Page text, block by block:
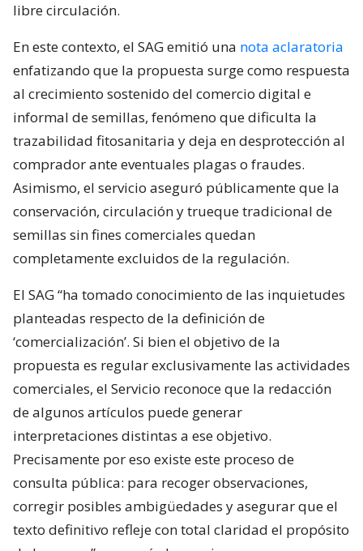
libre circulación.
En este contexto, el SAG emitió una nota aclaratoria
enfatizando que la propuesta surge como respuesta
al crecimiento sostenido del comercio digital e
informal de semillas, fenómeno que dificulta la
trazabilidad fitosanitaria y deja en desprotección al
comprador ante eventuales plagas o fraudes.
Asimismo, el servicio aseguró públicamente que la
conservación, circulación y trueque tradicional de
semillas sin fines comerciales quedan
completamente excluidos de la regulación.
El SAG “ha tomado conocimiento de las inquietudes
planteadas respecto de la definición de
‘comercialización’. Si bien el objetivo de la
propuesta es regular exclusivamente las actividades
comerciales, el Servicio reconoce que la redacción
de algunos artículos puede generar
interpretaciones distintas a ese objetivo.
Precisamente por eso existe este proceso de
consulta pública: para recoger observaciones,
corregir posibles ambigüedades y asegurar que el
texto definitivo refleje con total claridad el propósito